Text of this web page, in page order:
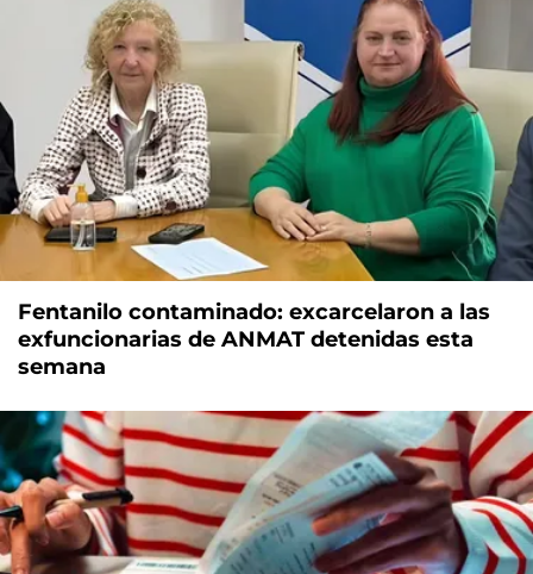
Fentanilo contaminado: excarcelaron a las
exfuncionarias de ANMAT detenidas esta
semana